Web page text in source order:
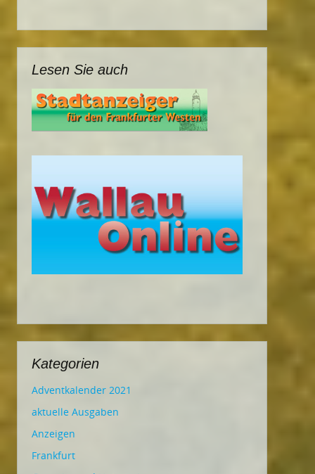
Lesen Sie auch
Kategorien
Adventkalender 2021
aktuelle Ausgaben
Anzeigen
Frankfurt